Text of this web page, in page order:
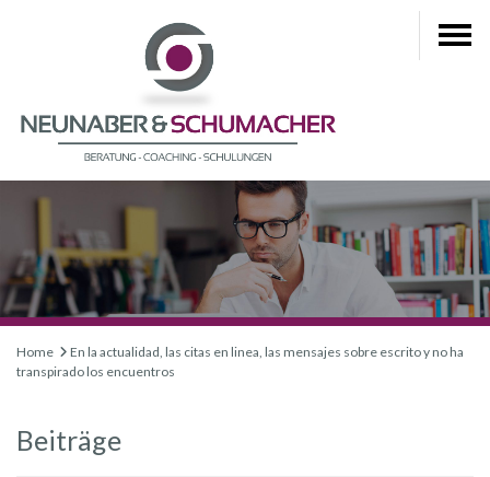
Home
En la actualidad, las citas en linea, las mensajes sobre escrito y no ha
transpirado los encuentros
Beiträge